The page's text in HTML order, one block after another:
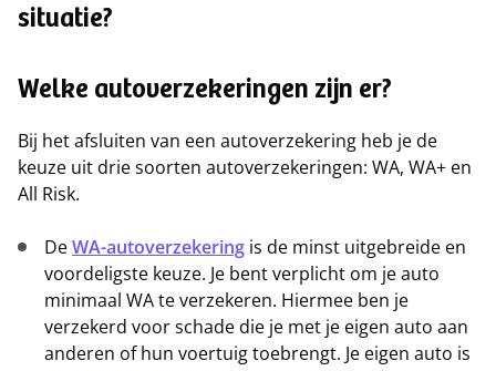
situatie?
Welke autoverzekeringen zijn er?
Bij het afsluiten van een autoverzekering heb je de
keuze uit drie soorten autoverzekeringen: WA, WA+ en
All Risk.
DeWA-autoverzekering is de minst uitgebreide en
voordeligste keuze. Je bent verplicht om je auto
minimaal WA te verzekeren. Hiermee ben je
verzekerd voor schade die je met je eigen auto aan
anderen of hun voertuig toebrengt. Je eigen auto is